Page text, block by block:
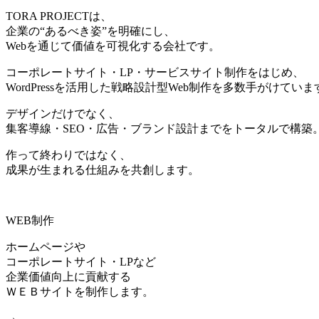
TORA PROJECTは、
企業の“あるべき姿”を明確にし、
Webを通じて価値を可視化する会社です。
コーポレートサイト・LP・サービスサイト制作をはじめ、
WordPressを活用した戦略設計型Web制作を多数手がけていま
デザインだけでなく、
集客導線・SEO・広告・ブランド設計までをトータルで構築
作って終わりではなく、
成果が生まれる仕組みを共創します。
WEB制作
ホームページや
コーポレートサイト・LPなど
企業価値向上に貢献する
ＷＥＢサイトを制作します。